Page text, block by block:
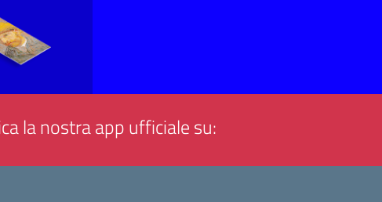
la nostra app ufficiale su: